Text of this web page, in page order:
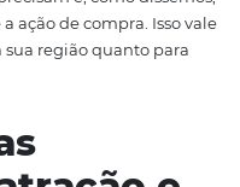
precisam ser
Então, seu
e desenvolver
necessário
serem acessados,